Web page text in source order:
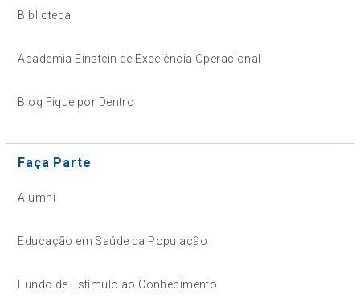
Biblioteca
Academia Einstein de Excelência Operacional
Blog Fique por Dentro
Faça Parte
Alumni
Educação em Saúde da População
Fundo de Estímulo ao Conhecimento